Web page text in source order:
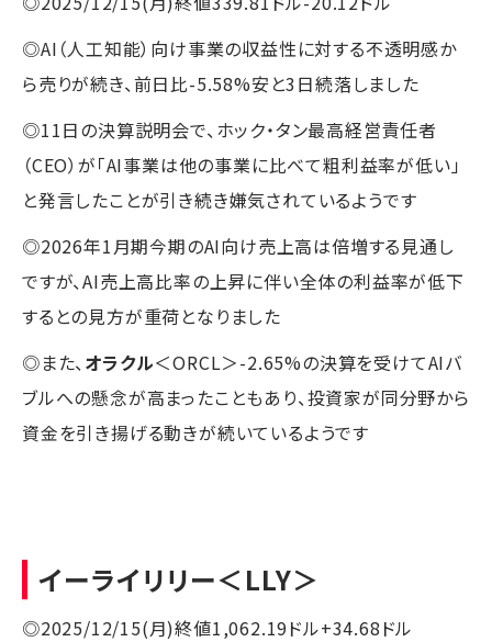
◎AI（人工知能）向け事業の収益性に対する不透明感か
ら売りが続き、前日比-5.58%安と3日続落しました
◎11日の決算説明会で、ホック・タン最高経営責任者
（CEO）が「AI事業は他の事業に比べて粗利益率が低い」
と発言したことが引き続き嫌気されているようです
◎2026年1月期今期のAI向け売上高は倍増する見通し
ですが、AI売上高比率の上昇に伴い全体の利益率が低下
するとの見方が重荷となりました
◎また、 オラクル＜ORCL＞-2.65%の決算を受けてAIバ
ブルへの懸念が高まったこともあり、投資家が同分野から
資金を引き揚げる動きが続いているようです
イーライリリー＜LLY＞
◎2025/12/15(月)終値1,062.19ドル+34.68ドル